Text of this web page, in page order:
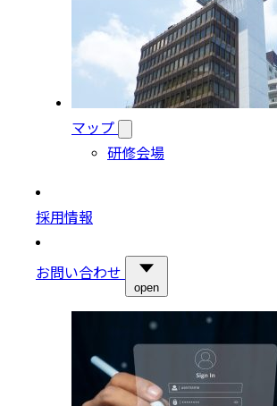
マップ
研修会場
採用情報
お問い合わせ
open